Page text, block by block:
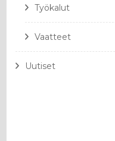
Työkalut
Vaatteet
Uutiset